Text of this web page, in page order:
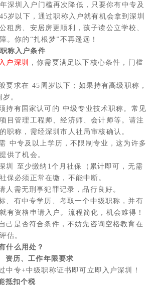
深圳入户门槛再次降低，只要你有中专及
岁以下，通过职称入户就有机会拿到深圳
租房、安居房更顺利，孩子读公立学校、
。你的“扎根梦”不再遥远！
称入户条件
户深圳
，你需要满足以下核心条件，门槛
要求在 45周岁以下；如果持有高级职称，
。
持有国家认可的 中级专业技术职称。常见
目管理工程师、经济师、会计师等。请注
职称，需经深圳市人社局审核确认。
中专及以上学历，不限制专业，这为许多
供了机会。
圳 至少缴纳1个月社保（累计即可，无需
保必须正常在缴，不能中断。
人需无刑事犯罪记录，品行良好。
、有中专学历、考取一个中级职称，并有
有资格申请入户。流程简化，机会难得！
己是否符合条件，不妨先咨询空格教育在
估。
什么用处？
资历、工作年限要求
中专+中级职称证书即可立即入户深圳！
抵扣个税